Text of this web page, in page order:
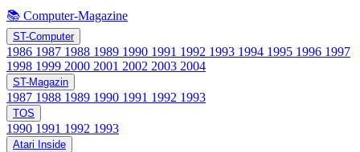
📚 Computer-Magazine
ST-Computer
1986 1987 1988 1989 1990 1991 1992 1993 1994 1995 1996 1997
1998 1999 2000 2001 2002 2003 2004
ST-Magazin
1987 1988 1989 1990 1991 1992 1993
TOS
1990 1991 1992 1993
Atari Inside